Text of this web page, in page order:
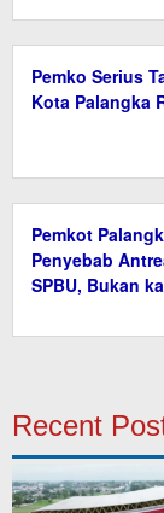
Pemko Serius
Kota Palangka
Pemkot
Penyebab
SPBU, Bukan
Recent